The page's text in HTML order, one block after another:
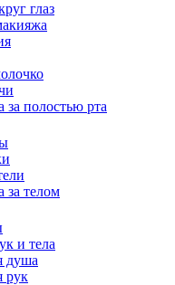
глаз
за полостью рта
за телом
и тела
душа
рук